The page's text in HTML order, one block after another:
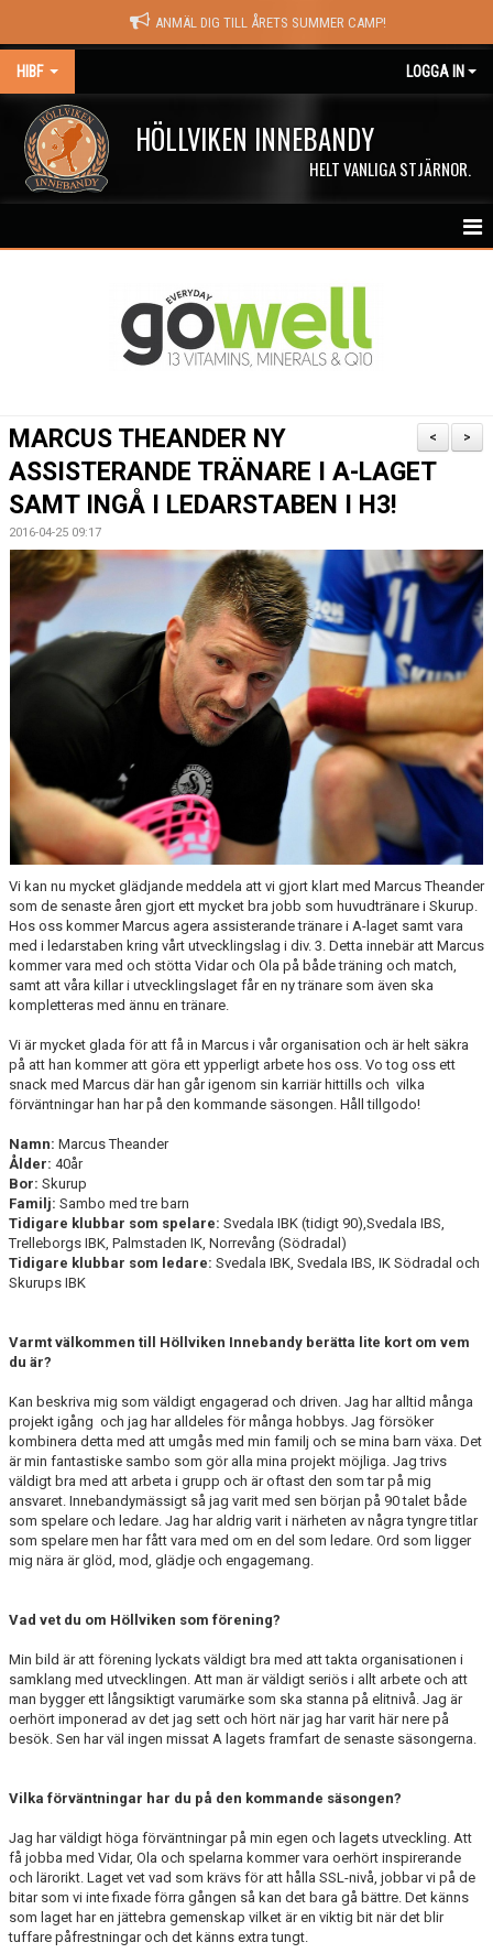
ANMÄL DIG TILL ÅRETS SUMMER CAMP!
HIBF LOGGA IN
HÖLLVIKEN INNEBANDY
HELT VANLIGA STJÄRNOR.
KALENDER
MEDLEMSKAP
OM FÖRENINGEN
KONTAKT
>
<
MARCUS THEANDER NY
ASSISTERANDE TRÄNARE I A-LAGET
SAMT INGÅ I LEDARSTABEN I H3!
2016-04-25 09:17
Vi kan nu mycket glädjande meddela att vi gjort klart med Marcus Theander
som de senaste åren gjort ett mycket bra jobb som huvudtränare i Skurup.
Hos oss kommer Marcus agera assisterande tränare i A-laget samt vara
med i ledarstaben kring vårt utvecklingslag i div. 3. Detta innebär att Marcus
kommer vara med och stötta Vidar och Ola på både träning och match,
samt att våra killar i utvecklingslaget får en ny tränare som även ska
kompletteras med ännu en tränare.
Vi är mycket glada för att få in Marcus i vår organisation och är helt säkra
på att han kommer att göra ett ypperligt arbete hos oss. Vo tog oss ett
snack med Marcus där han går igenom sin karriär hittills och vilka
förväntningar han har på den kommande säsongen. Håll tillgodo!
Namn: Marcus Theander
Ålder: 40år
Bor: Skurup
Familj: Sambo med tre barn
Tidigare klubbar som spelare: Svedala IBK (tidigt 90),Svedala IBS,
Trelleborgs IBK, Palmstaden IK, Norrevång (Södradal)
Tidigare klubbar som ledare: Svedala IBK, Svedala IBS, IK Södradal och
Skurups IBK
Varmt välkommen till Höllviken Innebandy berätta lite kort om vem
du är?
Kan beskriva mig som väldigt engagerad och driven. Jag har alltid många
projekt igång och jag har alldeles för många hobbys. Jag försöker
kombinera detta med att umgås med min familj och se mina barn växa. Det
är min fantastiske sambo som gör alla mina projekt möjliga. Jag trivs
väldigt bra med att arbeta i grupp och är oftast den som tar på mig
ansvaret. Innebandymässigt så jag varit med sen början på 90 talet både
som spelare och ledare. Jag har aldrig varit i närheten av några tyngre titlar
som spelare men har fått vara med om en del som ledare. Ord som ligger
mig nära är glöd, mod, glädje och engagemang.
Vad vet du om Höllviken som förening?
Min bild är att förening lyckats väldigt bra med att takta organisationen i
samklang med utvecklingen. Att man är väldigt seriös i allt arbete och att
man bygger ett långsiktigt varumärke som ska stanna på elitnivå. Jag är
oerhört imponerad av det jag sett och hört när jag har varit här nere på
besök. Sen har väl ingen missat A lagets framfart de senaste säsongerna.
Vilka förväntningar har du på den kommande säsongen?
Jag har väldigt höga förväntningar på min egen och lagets utveckling. Att
få jobba med Vidar, Ola och spelarna kommer vara oerhört inspirerande
och lärorikt. Laget vet vad som krävs för att hålla SSL-nivå, jobbar vi på de
bitar som vi inte fixade förra gången så kan det bara gå bättre. Det känns
som laget har en jättebra gemenskap vilket är en viktig bit när det blir
tuffare påfrestningar och det känns extra tungt.